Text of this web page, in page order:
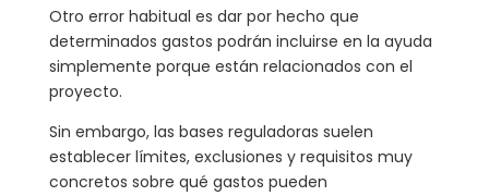
Otro error habitual es dar por hecho que
determinados gastos podrán incluirse en la ayuda
simplemente porque están relacionados con el
proyecto.
Sin embargo, las bases reguladoras suelen
establecer límites, exclusiones y requisitos muy
concretos sobre qué gastos pueden